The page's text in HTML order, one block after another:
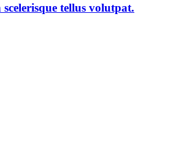
tellus volutpat.